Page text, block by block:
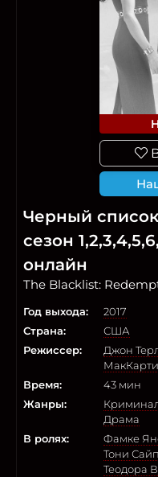
Черный
сезон
онлайн
The Blacklist:
Год выхода:
2017
Страна:
США
Режиссер:
Джон
МакКарти
Время:
43 мин
Жанры:
Драма
В ролях:
Фамке
Тони
Теодора